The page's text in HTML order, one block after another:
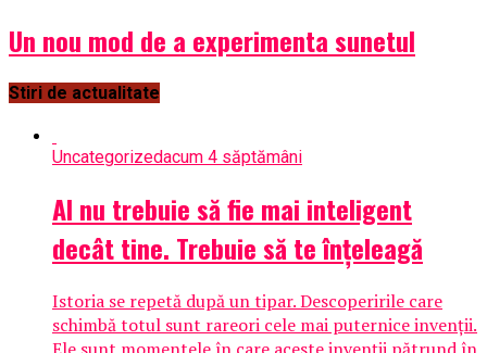
Un nou mod de a experimenta sunetul
Stiri de actualitate
Uncategorizedacum 4 săptămâni
AI nu trebuie să fie mai inteligent
decât tine. Trebuie să te înțeleagă
Istoria se repetă după un tipar. Descoperirile care
schimbă totul sunt rareori cele mai puternice invenții.